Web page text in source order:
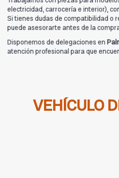
electricidad, carrocería e interior),
Si tienes dudas de compatibilidad o
puede asesorarte antes de la
Disponemos de delegaciones en
atención profesional para que
VEHÍCULO